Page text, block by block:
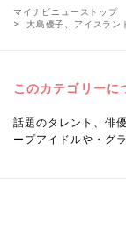
マイナビニューストップ
大島優子、アイスラ
このカテゴリーに
話題のタレント、俳
ープアイドルや・グ